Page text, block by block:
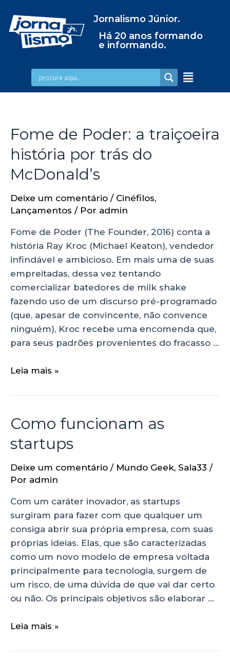
Jornalismo Júnior.
Há 20 anos formando
e informando.
Fome de Poder: a traiçoeira
história por trás do
McDonald’s
Deixe um comentário / Cinéfilos,
Lançamentos / Por admin
Fome de Poder (The Founder, 2016) conta a
história Ray Kroc (Michael Keaton), vendedor
infindável e ambicioso. Em mais uma de suas
empreitadas, dessa vez tentando
comercializar batedores de milk shake
fazendo uso de um discurso pré-programado
(que, apesar de convincente, não convence
ninguém), Kroc recebe uma encomenda que,
para seus padrões provenientes do fracasso …
Leia mais »
Como funcionam as
startups
Deixe um comentário / Mundo Geek, Sala33 /
Por admin
Com um caráter inovador, as startups
surgiram para fazer com que qualquer um
consiga abrir sua própria empresa, com suas
próprias ideias. Elas, que são caracterizadas
como um novo modelo de empresa voltada
principalmente para tecnologia, surgem de
um risco, de uma dúvida de que vai dar certo
ou não. Os principais objetivos são elaborar …
Leia mais »